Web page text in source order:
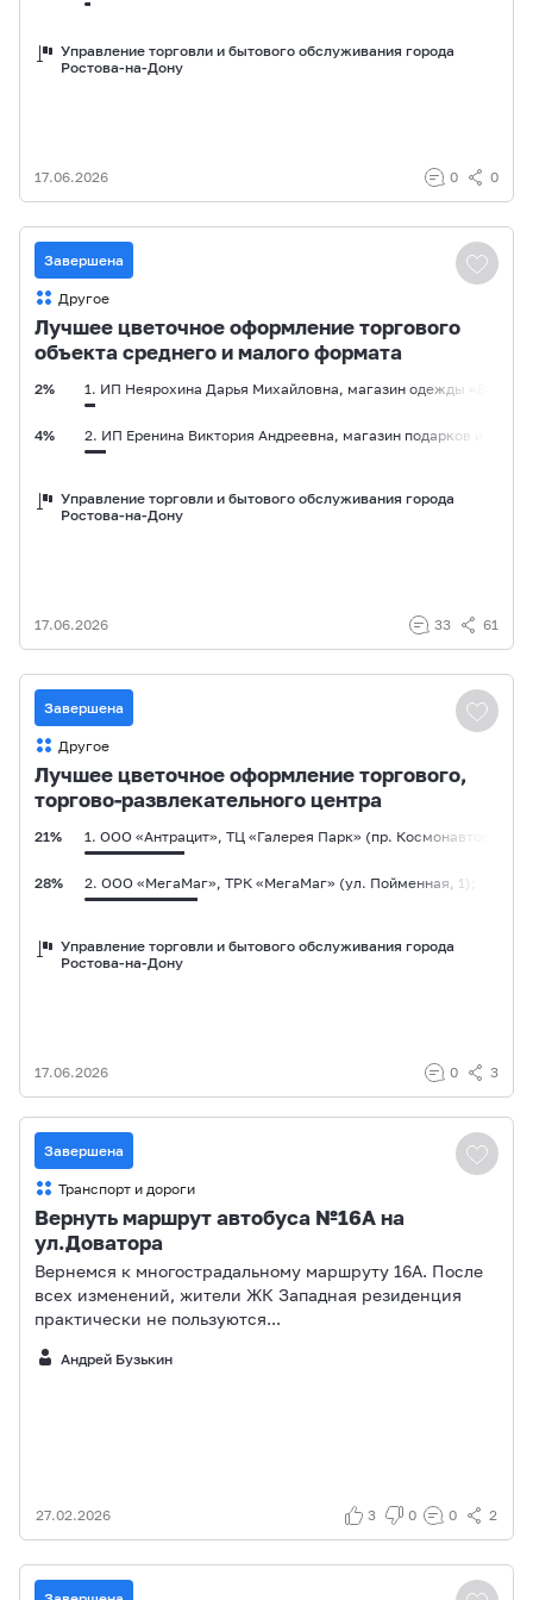
4. ИП Игуменов Борис Валентинович, ресторан «Старик
Управление торговли и бытового обслуживания города
Ростова-на-Дону
17.06.2026 0 0
Завершена
Другое
Лучшее цветочное оформление торгового
объекта среднего и малого формата
2% 1. ИП Неярохина Дарья Михайловна, магазин одежды «ВОНО»
4% 2. ИП Еренина Виктория Андреевна, магазин подарков и
4. ИП Ильницкий Артем Александрович, цветочный салон
Управление торговли и бытового обслуживания города
Ростова-на-Дону
17.06.2026 33 61
Завершена
Другое
Лучшее цветочное оформление торгового,
торгово-развлекательного центра
21% 1. ООО «Антрацит», ТЦ «Галерея Парк» (пр. Космонавтов,
28% 2. ООО «МегаМаг», ТРК «МегаМаг» (ул. Пойменная, 1);
Управление торговли и бытового обслуживания города
Ростова-на-Дону
17.06.2026 0 3
Завершена
Транспорт и дороги
Вернуть маршрут автобуса №16А на
ул.Доватора
Вернемся к многострадальному маршруту 16А. После
всех изменений, жители ЖК Западная резиденция
практически не пользуются...
Андрей Бузькин
27.02.2026 3 0 0 2